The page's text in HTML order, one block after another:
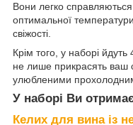
Вони легко
оптимальної
свіжості.
Крім того, у наборі
не лише прикрасять ваш
улюбленими
У наборі Ви
Келих для вина із